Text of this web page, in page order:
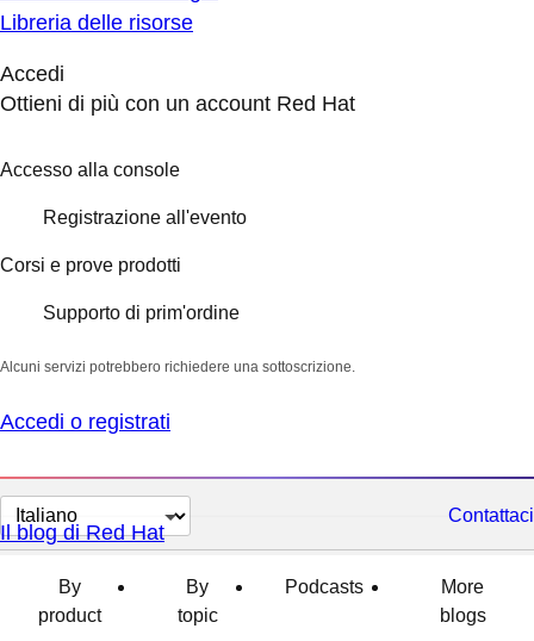
Libreria delle risorse
Accedi
Ottieni di più con un account Red Hat
Accesso alla console
Registrazione all'evento
Corsi e prove prodotti
Supporto di prim'ordine
Alcuni servizi potrebbero richiedere una sottoscrizione.
Accedi o registrati
Cambia
lingua
Contattaci
Il blog di Red Hat
By
product
By
topic
Podcasts
More
blogs